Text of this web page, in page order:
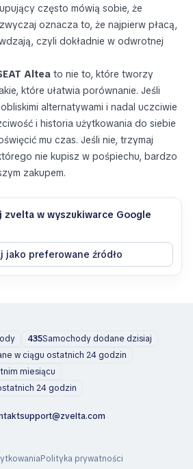
często mówią sobie, że
oznacza to, że najpierw płacą,
czyli dokładnie w odwrotnej
Altea to nie to, które tworzy
które ułatwia porównanie. Jeśli
alternatywami i nadal uczciwie
i historia użytkowania do siebie
mu czas. Jeśli nie, trzymaj
nie kupisz w pośpiechu, bardzo
zakupem.
zvelta w wyszukiwarce Google
jako preferowane źródło
435Samochody dodane dzisiaj
w ciągu ostatnich 24 godzin
miesiącu
24 godzin
support@zvelta.com
Polityka prywatności